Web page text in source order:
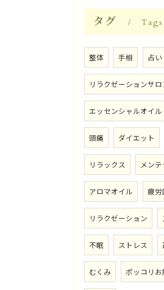
タグ Tags
整体 手相 占い
リラクゼーションサロ
エッセンシャルオイル
頭痛 ダイエット
リラックス メン
アロマオイル 疲労
リラクゼーション
不眠 ストレス
むくみ ポッコリお